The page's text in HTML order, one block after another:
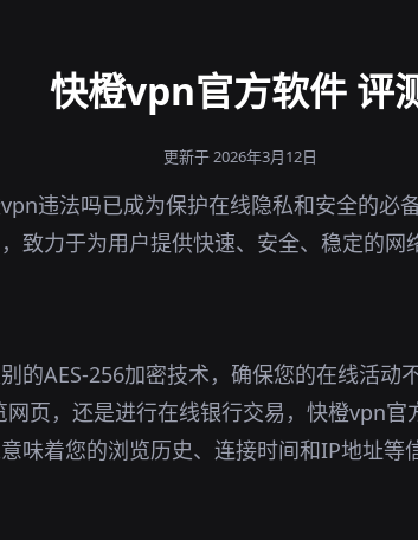
快橙vpn官方软件 评
更新于 2026年3月12日
违法吗已成为保护在线隐私和安全的必
致力于为用户提供快速、安全、稳定的网
的AES-256加密技术，确保您的在线活动
页，还是进行在线银行交易，快橙vpn
味着您的浏览历史、连接时间和IP地址等